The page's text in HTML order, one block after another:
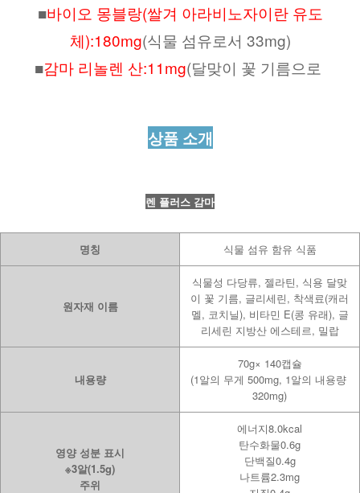
■바이오 몽블랑(쌀겨 아라비노자이란 유도
체):180mg(식물 섬유로서 33mg)
■감마 리놀렌 산:11mg(달맞이 꽃 기름으로
상품 소개
렌 플러스 감마
명칭 식물 섬유 함유 식품
원자재 이름
식물성 다당류, 젤라틴, 식용 달맞
이 꽃 기름, 글리세린, 착색료(캐러
멜, 코치닐), 비타민 E(콩 유래), 글
리세린 지방산 에스테르, 밀랍
내용량
70g× 140캡슐
(1알의 무게 500mg, 1알의 내용량
320mg)
영양 성분 표시
※3알(1.5g)
주위
에너지8.0kcal
탄수화물0.6g
단백질0.4g
나트륨2.3mg